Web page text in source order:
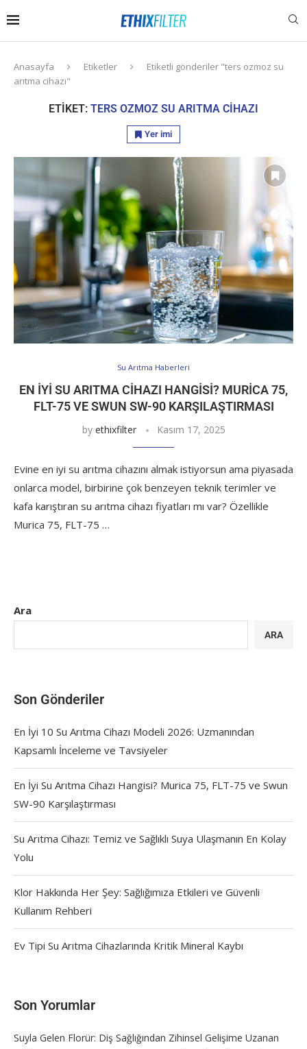
Anasayfa Etiketler
Etiketli gönderiler "ters ozmoz su
arıtma cihazı"
ETIKET: TERS OZMOZ SU ARITMA CIHAZI
Yer imi
Su Arıtma Haberleri
EN İYI SU ARITMA CIHAZI HANGISI? MURICA 75,
FLT-75 VE SWUN SW-90 KARŞILAŞTIRMASI
by ethixfilter Kasım 17, 2025
Evine en iyi su arıtma cihazını almak istiyorsun ama piyasada
onlarca model, birbirine çok benzeyen teknik terimler ve
kafa karıştıran su arıtma cihazı fiyatları mı var? Özellikle
Murica 75, FLT-75 …
Ara
ARA
Son Gönderiler
En İyi 10 Su Arıtma Cihazı Modeli 2026: Uzmanından
Kapsamlı İnceleme ve Tavsiyeler
En İyi Su Arıtma Cihazı Hangisi? Murica 75, FLT-75 ve Swun
SW-90 Karşılaştırması
Su Arıtma Cihazı: Temiz ve Sağlıklı Suya Ulaşmanın En Kolay
Yolu
Klor Hakkında Her Şey: Sağlığımıza Etkileri ve Güvenli
Kullanım Rehberi
Ev Tipi Su Arıtma Cihazlarında Kritik Mineral Kaybı
Son Yorumlar
Suyla Gelen Florür: Diş Sağlığından Zihinsel Gelişime Uzanan